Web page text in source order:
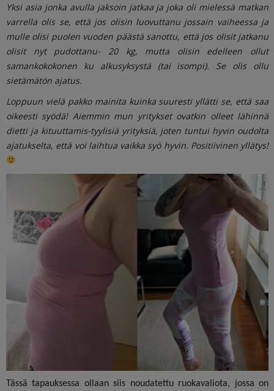
Yksi asia jonka avulla jaksoin jatkaa ja joka oli mielessä matkan
varrella olis se, että jos olisin luovuttanu jossain vaiheessa ja
mulle olisi puolen vuoden päästä sanottu, että jos olisit jatkanu
olisit nyt pudottanu- 20 kg, mutta olisin edelleen ollut
samankokokonen ku alkusyksystä (tai isompi). Se olis ollu
sietämätön ajatus.
Loppuun vielä pakko mainita kuinka suuresti yllätti se, että saa
oikeesti syödä! Aiemmin mun yritykset ovatkin olleet lähinnä
dietti ja kituuttamis-tyylisiä yrityksiä, joten tuntui hyvin oudolta
ajatukselta, että voi laihtua vaikka syö hyvin. Positiivinen yllätys!
Tässä tapauksessa ollaan siis noudatettu ruokavaliota, jossa on